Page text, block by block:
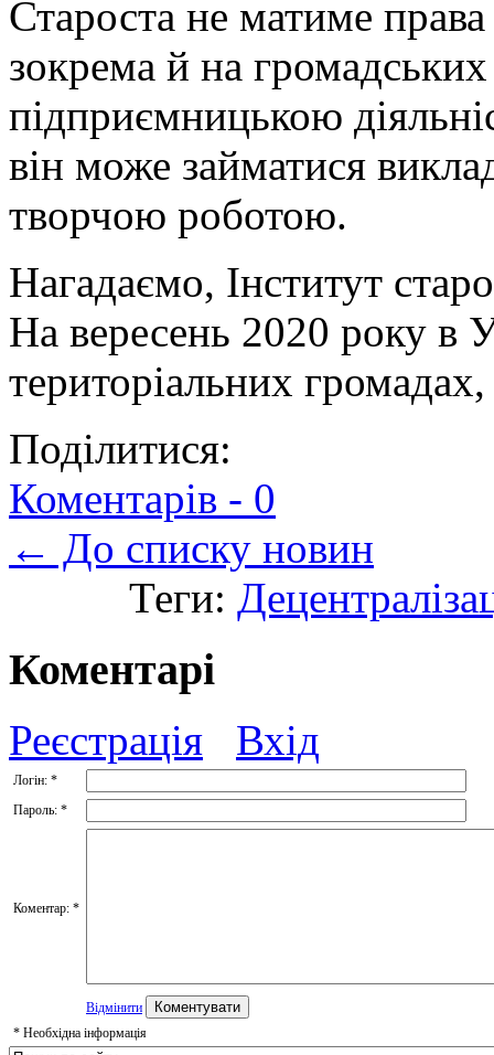
Староста не матиме
зокрема й на
підприємницькою
він може займатися
творчою роботою.
Нагадаємо, Інститут
На вересень 2020 року в
територіальних
Поділитися:
Коментарів - 0
← До списку новин
Теги:
Коментарі
Реєстрація Вхід
Логін: *
Пароль: *
Коментар: *
Відмінити
* Необхідна інформація